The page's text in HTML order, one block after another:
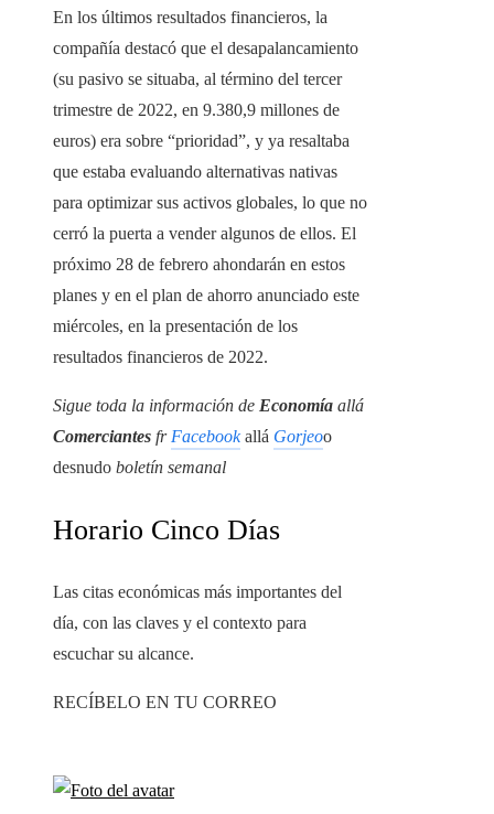
En los últimos resultados financieros, la
compañía destacó que el desapalancamiento
(su pasivo se situaba, al término del tercer
trimestre de 2022, en 9.380,9 millones de
euros) era sobre “prioridad”, y ya resaltaba
que estaba evaluando alternativas nativas
para optimizar sus activos globales, lo que no
cerró la puerta a vender algunos de ellos. El
próximo 28 de febrero ahondarán en estos
planes y en el plan de ahorro anunciado este
miércoles, en la presentación de los
resultados financieros de 2022.
Sigue toda la información de Economía allá
Comerciantes fr Facebookallá Gorjeoo
desnudo boletín semanal
Horario Cinco Días
Las citas económicas más importantes del
día, con las claves y el contexto para
escuchar su alcance.
RECÍBELO EN TU CORREO